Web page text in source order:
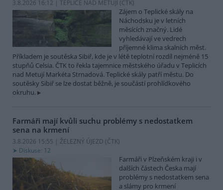
3.8.2026 16:12 | TEPLICE NAD METUJÍ (ČTK)
Zájem o Teplické skály na
Náchodsku je v letních
měsících značný. Lidé
vyhledávají ve vedrech
příjemné klima skalních měst.
Příkladem je soutěska Sibiř, kde je v létě teplotní rozdíl nejméně 15
stupňů Celsia. ČTK to řekla tajemnice městského úřadu v Teplicích
nad Metují Markéta Strnadová. Teplické skály patří městu. Do
soutěsky Sibiř se lze dostat běžně, je součástí prohlídkového
okruhu.
Farmáři mají kvůli suchu problémy s nedostatkem
sena na krmení
3.8.2026 15:55 | ŽELEZNÝ ÚJEZD (ČTK)
Diskuse: 12
Farmáři v Plzeňském kraji i v
dalších částech Česka mají
problémy s nedostatkem sena
a slámy pro krmení